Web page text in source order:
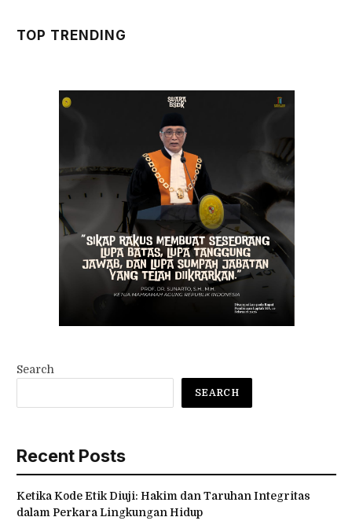
TOP TRENDING
Search
SEARCH
Recent Posts
Ketika Kode Etik Diuji: Hakim dan Taruhan Integritas
dalam Perkara Lingkungan Hidup